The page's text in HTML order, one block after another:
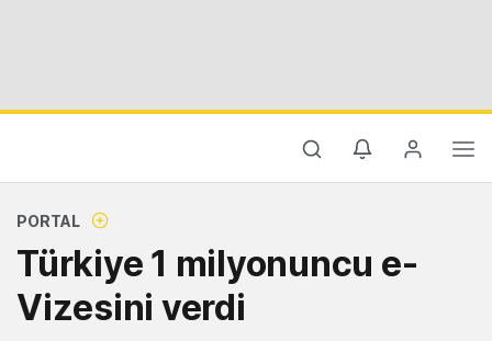
PORTAL
Türkiye 1 milyonuncu e-
Vizesini verdi